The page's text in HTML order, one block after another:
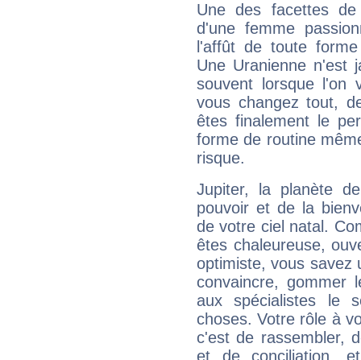
Une des facettes
d'une femme
l'affût de toute
Une Uranienne n'est
souvent lorsque l'on
vous changez tout,
êtes finalement le
forme de routine
risque.
Jupiter, la planète
pouvoir et de la
de votre ciel natal.
êtes chaleureuse,
optimiste, vous savez
convaincre, gommer
aux spécialistes le
choses. Votre rôle à
c'est de rassembler,
et de conciliation,